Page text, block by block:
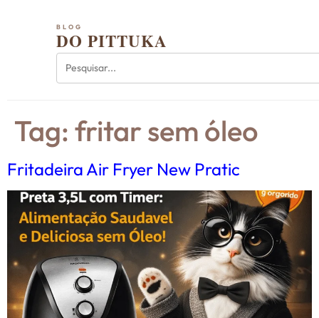
BLOG
DO PITTUKA
Tag: fritar sem óleo
Fritadeira Air Fryer New Pratic